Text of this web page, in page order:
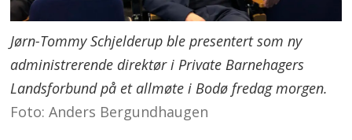
Jørn-Tommy Schjelderup ble presentert som ny
administrerende direktør i Private Barnehagers
Landsforbund på et allmøte i Bodø fredag morgen.
Foto: Anders Bergundhaugen